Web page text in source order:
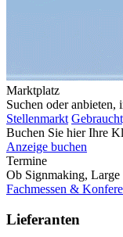
Marktplatz
Suchen oder anbieten,
Stellenmarkt
Buchen Sie hier Ihre
Anzeige buchen
Termine
Ob Signmaking, Large
Fachmessen &
Lieferanten